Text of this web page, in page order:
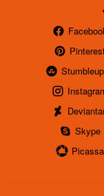
Skype
Picassa